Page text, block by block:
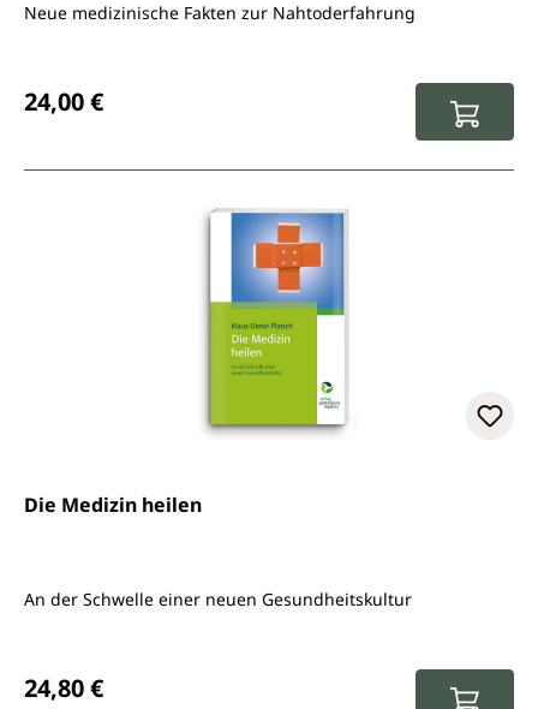
Neue medizinische Fakten zur Nahtoderfahrung
24,00 €
Die Medizin heilen
An der Schwelle einer neuen Gesundheitskultur
24,80 €